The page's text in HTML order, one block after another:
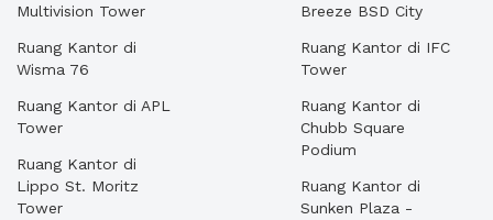
Multivision Tower
Ruang Kantor di
Wisma 76
Ruang Kantor di APL
Tower
Ruang Kantor di
Lippo St. Moritz
Tower
Breeze BSD City
Ruang Kantor di IFC
Tower
Ruang Kantor di
Chubb Square
Podium
Ruang Kantor di
Sunken Plaza -